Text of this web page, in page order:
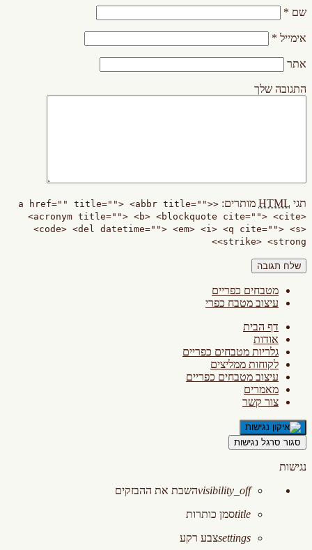
שם *
אימייל *
אתר
התגובה שלך
תגי HTML מותרים:
<a href="" title=""> <abbr title="">
<acronym title=""> <b> <blockquote cite=""> <cite>
<code> <del datetime=""> <em> <i> <q cite=""> <s>
<strike> <strong>
מטבחים כפריים
עיצוב מטבח כפרי
דף הבית
אודות
גלריות מטבחים כפריים
לקוחות ממליצים
עיצוב מטבחים כפריים
מאמרים
צור קשר
סגור סרגל נגישות
נגישות
visibility_offהשבת את ההבזקים
titleסמן כותרות
settingsצבע רקע